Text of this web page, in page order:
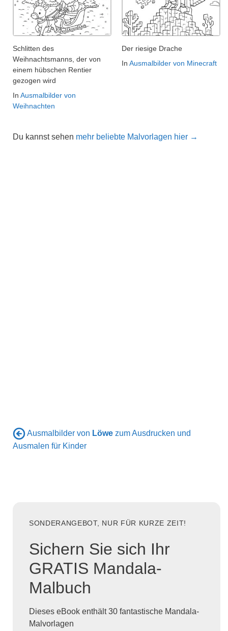
Schlitten des
Weihnachtsmanns, der von
einem hübschen Rentier
gezogen wird
In Ausmalbilder von
Weihnachten
Der riesige Drache
In Ausmalbilder von Minecraft
Du kannst sehen mehr beliebte Malvorlagen hier →
Ausmalbilder von Löwe zum Ausdrucken und
Ausmalen für Kinder
SONDERANGEBOT, NUR FÜR KURZE ZEIT!
Sichern Sie sich Ihr
GRATIS Mandala-
Malbuch
Dieses eBook enthält 30 fantastische Mandala-
Malvorlagen